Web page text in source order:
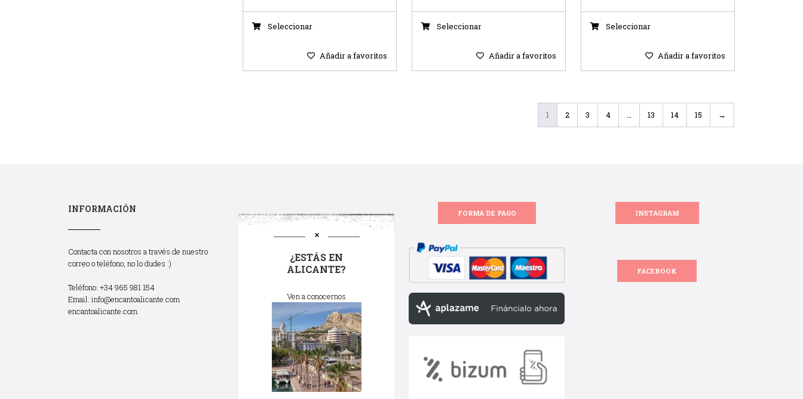
Seleccionar
Añadir a favoritos
Seleccionar
Añadir a favoritos
Seleccionar
Añadir a favoritos
1 2 3 4 … 13 14 15 →
INFORMACIÓN
Contacta con nosotros a través de nuestro
correo o teléfono, no lo dudes :)
Teléfono: +34 965 981 154
Email: info@encantoalicante.com
encantoalicante.com
¿ESTÁS EN
ALICANTE?
Ven a conocernos
FORMA DE PAGO INSTAGRAM
FACEBOOK